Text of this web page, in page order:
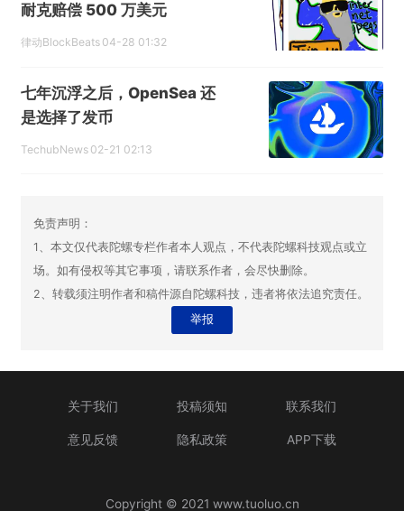
耐克赔偿 500 万美元
律动BlockBeats 04-28 01:32
七年沉浮之后，OpenSea 还
是选择了发币
TechubNews 02-21 02:13
免责声明：
1、本文仅代表陀螺专栏作者本人观点，不代表陀螺科技观点或立
场。如有侵权等其它事项，请联系作者，会尽快删除。
2、转载须注明作者和稿件源自陀螺科技，违者将依法追究责任。
举报
关于我们 投稿须知 联系我们
意见反馈 隐私政策 APP下载
Copyright © 2021 www.tuoluo.cn